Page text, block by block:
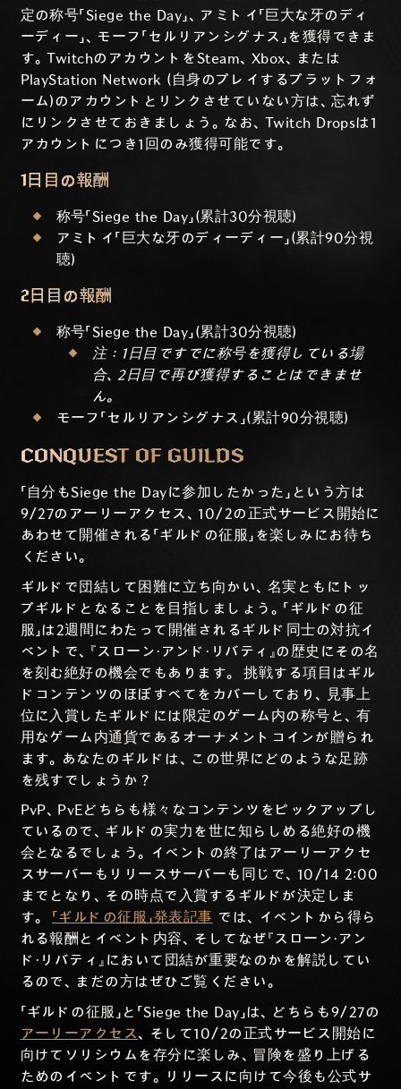
定の称号「Siege the Day」、アミトイ「巨大な牙のディ
ーディー」、モーフ「セルリアンシグナス」を獲得できま
す。TwitchのアカウントをSteam、Xbox、または
PlayStation Network (自身のプレイするプラットフォ
ーム)のアカウントとリンクさせていない方は、忘れず
にリンクさせておきましょう。なお、Twitch Dropsは1
アカウントにつき1回のみ獲得可能です。
1日目の報酬
称号「Siege the Day」(累計30分視聴)
アミトイ「巨大な牙のディーディー」(累計90分視
聴)
2日目の報酬
称号「Siege the Day」(累計30分視聴)
注：1日目ですでに称号を獲得している場
合、2日目で再び獲得することはできませ
ん。
モーフ「セルリアンシグナス」(累計90分視聴)
CONQUEST OF GUILDS
「自分もSiege the Dayに参加したかった」という方は
9/27のアーリーアクセス、10/2の正式サービス開始に
あわせて開催される「ギルドの征服」を楽しみにお待ち
ください。
ギルドで団結して困難に立ち向かい、名実ともにトッ
プギルドとなることを目指しましょう。「ギルドの征
服」は2週間にわたって開催されるギルド同士の対抗イ
ベントで、『スローン・アンド・リバティ』の歴史にその名
を刻む絶好の機会でもあります。挑戦する項目はギル
ドコンテンツのほぼすべてをカバーしており、見事上
位に入賞したギルドには限定のゲーム内の称号と、有
用なゲーム内通貨であるオーナメントコインが贈られ
ます。あなたのギルドは、この世界にどのような足跡
を残すでしょうか？
PvP、PvEどちらも様々なコンテンツをピックアップし
ているので、ギルドの実力を世に知らしめる絶好の機
会となるでしょう。イベントの終了はアーリーアクセ
スサーバーもリリースサーバーも同じで、10/14 2:00
までとなり、その時点で入賞するギルドが決定しま
す。 「ギルドの征服」発表記事 では、イベントから得ら
れる報酬とイベント内容、そしてなぜ『スローン・アン
ド・リバティ』において団結が重要なのかを解説してい
るので、まだの方はぜひご覧ください。
「ギルドの征服」と「Siege the Day」は、どちらも9/27の
アーリーアクセス、そして10/2の正式サービス開始に
向けてソリシウムを存分に楽しみ、冒険を盛り上げる
ためのイベントです。リリースに向けて今後も公式サ